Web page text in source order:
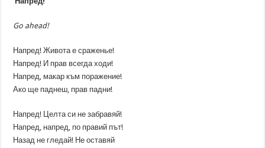
Go ahead!
Напред! Живота е сраженье!
Напред! И прав всегда ходи!
Напред, макар към поражение!
Ако ще паднеш, прав падни!
Напред! Целта си не забравяй!
Напред, напред, по правий път!
Назад не гледай! Не оставяй